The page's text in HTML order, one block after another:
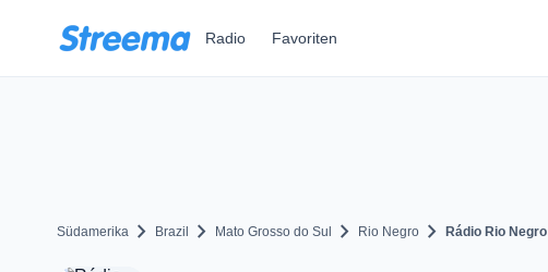
Radio Favoriten
Südamerika chevron_right Brazil chevron_right Mato Grosso do Sul chevron_right Rio Negro chevron_right Rádio Rio Negro